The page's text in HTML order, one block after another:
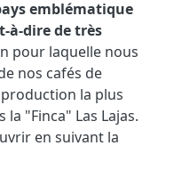
emblématique
à-dire de très
pour laquelle nous
nos cafés de
la plus
la "Finca" Las Lajas.
en suivant la